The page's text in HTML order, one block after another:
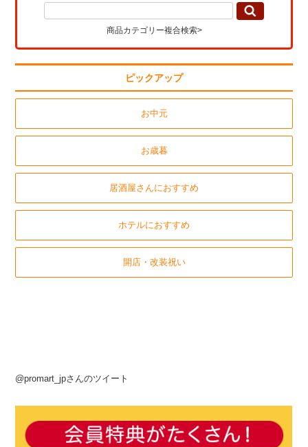
商品カテゴリー複合検索>
ピックアップ
お中元
お歳暮
居酒屋さんにおすすめ
ホテルにおすすめ
開店・改装祝い
@promart_jpさんのツイート